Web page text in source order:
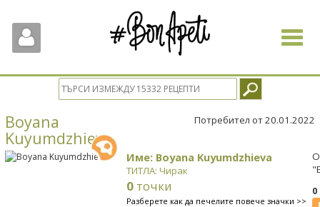
Toggle
Boyana
Kuyumdzhieva
Потребител от 20.01.2022
Име: Boyana Kuyumdzhieva
ТИТЛА: Чирак
0 точки
Разберете как да печелите повече значки >>